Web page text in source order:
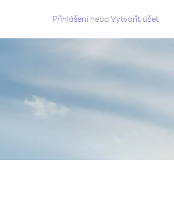
Přihlášení neboVytvořit účet